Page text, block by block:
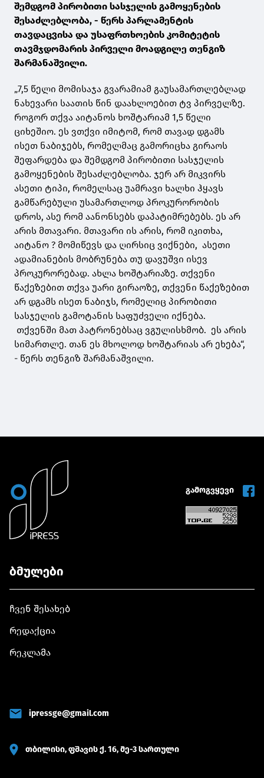
შემდგომ პირობითი სასჯელის გამოყენების
შესაძლებლობა, - წერს პარლამენტის
თავდაცვისა და უსაფრთხოების კომიტეტის
თავმჯდომარის პირველი მოადგილე თენგიზ
შარმანაშვილი.
„7,5 წელი მომისაჯა გვარამიამ გაუსამართლებლად
ნახევარი საათის წინ დაახლოებით ტვ პირველზე.
როგორ თქვა აიტანოს ხოშტარიამ 1,5 წელი
ციხეშიო. ეს ვთქვი იმიტომ, რომ თავად დგამს
ისეთ ნაბიჯებს, რომელმაც გამორიცხა გირაოს
შეფარდება და შემდგომ პირობითი სასჯელის
გამოყენების შესაძლებლობა. ჯერ არ მიკვირს
ასეთი ტიპი, რომელსაც უამრავი ხალხი ჰყავს
გამწარებული უსამართლოდ პროკურორობის
დროს, ასე რომ აანონსებს დაპატიმრებებს. ეს არ
არის მთავარი. მთავარი ის არის, რომ იკითხა,
აიტანო ? მომიწევს და ღირსიც ვიქნები, ასეთი
ადამიანების მობრუნება თუ დავუშვი ისევ
პროკურორებად. ახლა ხოშტარიაზე. თქვენი
წაქეზებით თქვა უარი გირაოზე, თქვენი წაქეზებით
არ დგამს ისეთ ნაბიჯს, რომელიც პირობითი
სასჯელის გამოტანის საფუძველი იქნება.
თქვენში მათ პატრონებსაც ვგულისხმობ. ეს არის
სიმართლე. თან ეს მხოლოდ ხოშტარიას არ ეხება“,
- წერს თენგიზ შარმანაშვილი.
გამოგვყევი
ბმულები
ჩვენ შესახებ
რედაქცია
რეკლამა
ipressge@gmail.com
თბილისი, ფშავის ქ. 16, მე-3 სართული